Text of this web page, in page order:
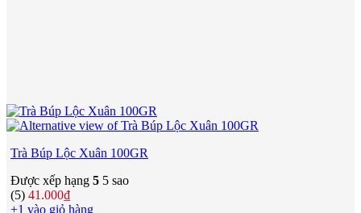
Trà Búp Lộc Xuân 100GR
Được xếp hạng 5 5 sao
(5) 41.000₫
+1 vào giỏ hàng